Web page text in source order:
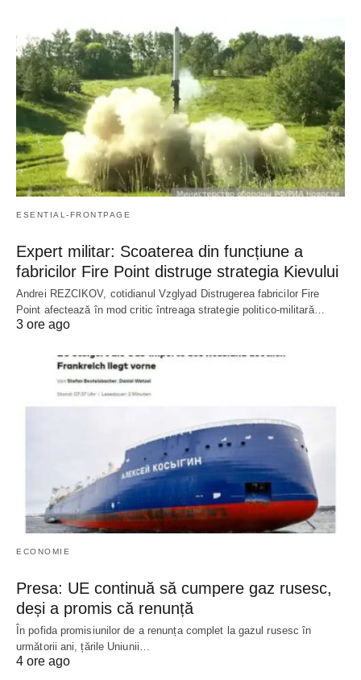
ESENTIAL-FRONTPAGE
Expert militar: Scoaterea din funcțiune a
fabricilor Fire Point distruge strategia Kievului
Andrei REZCIKOV, cotidianul Vzglyad Distrugerea fabricilor Fire
Point afectează în mod critic întreaga strategie politico-militară…
3 ore ago
ECONOMIE
Presa: UE continuă să cumpere gaz rusesc,
deși a promis că renunță
În pofida promisiunilor de a renunța complet la gazul rusesc în
următorii ani, țările Uniunii…
4 ore ago